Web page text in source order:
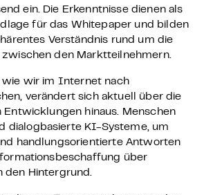
ein. Die Erkenntnisse dienen als
für das Whitepaper und bilden
Verständnis rund um die
zwischen den Marktteilnehmern.
wie wir im Internet nach
verändert sich aktuell über die
Entwicklungen hinaus. Menschen
dialogbasierte KI-Systeme, um
handlungsorientierte Antworten
über
den Hintergrund.